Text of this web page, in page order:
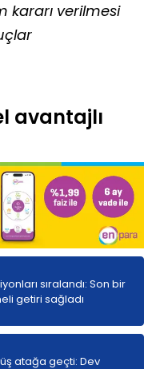
kararı verilmesi
avantajlı
sıralandı: Son bir
getiri sağladı
atağa geçti: Dev